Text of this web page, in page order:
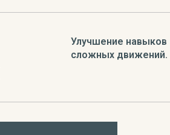
Улучшение
сложных движений.